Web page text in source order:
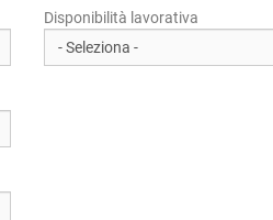
Disponibilità lavorativa